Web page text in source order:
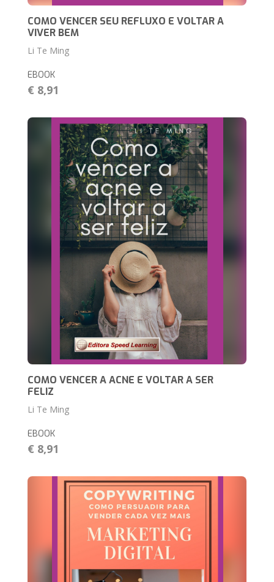
COMO VENCER SEU REFLUXO E VOLTAR A
VIVER BEM
Li Te Ming
EBOOK
€ 8,91
COMO VENCER A ACNE E VOLTAR A SER
FELIZ
Li Te Ming
EBOOK
€ 8,91